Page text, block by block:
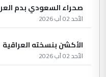
صحراء السعودي بدم
الأحد 02 آب 2026
الأكشن بنسخته العراقية
الأحد 02 آب 2026